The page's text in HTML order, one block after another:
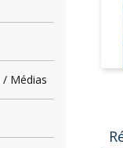
Médias